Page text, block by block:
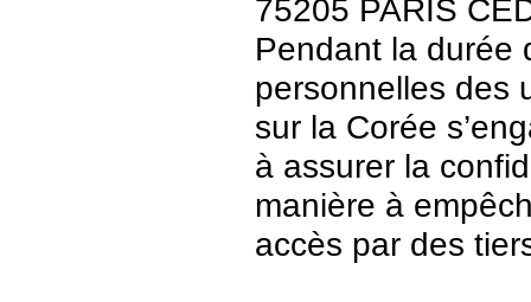
75205 PARIS
Pendant la durée
personnelles des
sur la Corée
à assurer la
manière à
accès par des